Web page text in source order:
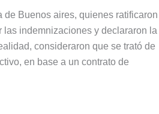
Buenos aires, quienes ratificaron
indemnizaciones y declararon la
consideraron que se trató de
en base a un contrato de